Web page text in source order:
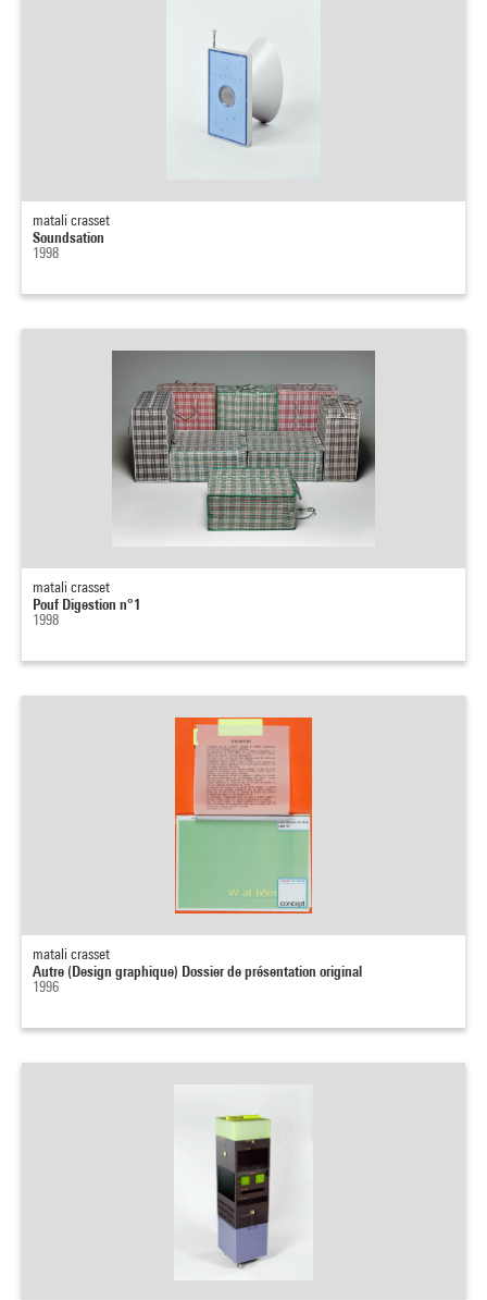
matali crasset
Soundsation
1998
matali crasset
Pouf Digestion n°1
1998
matali crasset
Autre (Design graphique) Dossier de présentation original
1996